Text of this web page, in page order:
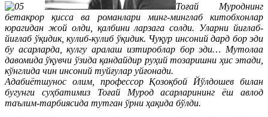
Тоғай Муроднинг
бетакрор қисса ва романлари минг-минглаб китобхонлар
юрагидан жой олди, қалбини ларзага солди. Уларни йиғлаб-
йиғлаб ўқидик, кулиб-кулиб ўқидик. Чуқур инсоний дард бор эди
бу асарларда, кулгу аралаш изтироблар бор эди… Мутолаа
давомида ўқувчи ўзида қандайдир руҳий тозаришни ҳис этади,
кўнглида чин инсоний туйғулар уйғонади.
Адабиётшунос олим, профессор Қозоқбой Йўлдошев билан
бугунги суҳбатимиз Тоғай Мурод асарларининг ёш авлод
таълим-тарбиясида тутган ўрни ҳақида бўлди.